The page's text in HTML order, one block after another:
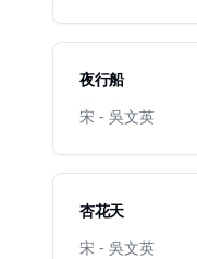
夜行船
宋 - 吳文英
杏花天
宋 - 吳文英